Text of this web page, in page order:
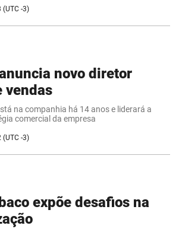
-3)
novo diretor
vendas
na companhia há 14 anos e liderará a
comercial da empresa
-3)
expõe desafios na